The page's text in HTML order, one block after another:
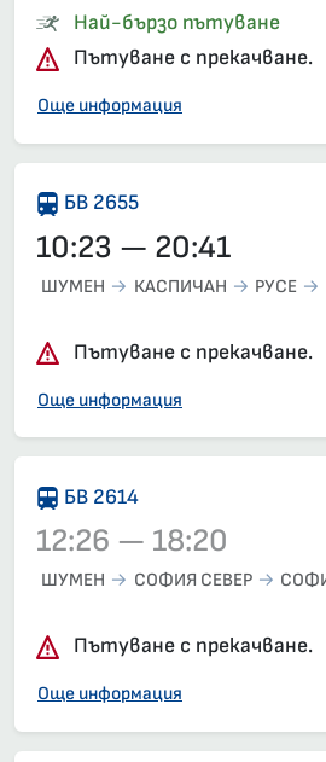
Най-бързо пътуване
Пътуване с прекачване.
Още информация
БВ 2655
10:23 — 20:41
ШУМЕН КАСПИЧАН РУСЕ
Пътуване с прекачване.
Още информация
БВ 2614
12:26 — 18:20
ШУМЕН СОФИЯ СЕВЕР
Пътуване с прекачване.
Още информация